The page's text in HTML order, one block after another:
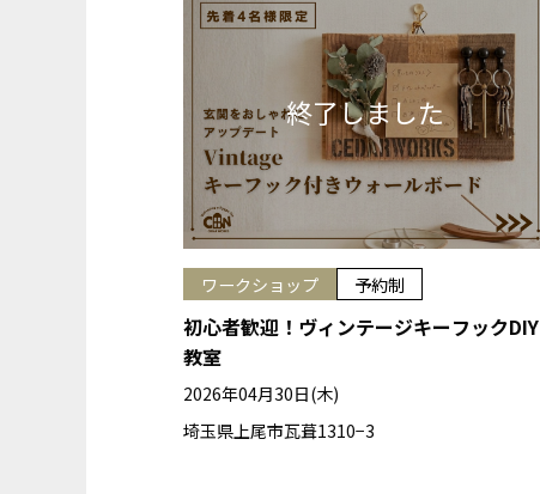
ワークショップ 予約制
初心者歓迎！ヴィンテージキーフックDIY
教室
2026年04月30日(木)
埼玉県上尾市瓦葺1310−3